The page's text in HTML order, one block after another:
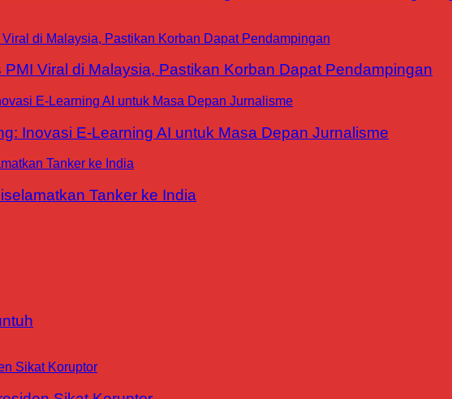
Viral di Malaysia, Pastikan Korban Dapat Pendampingan
Inovasi E-Learning AI untuk Masa Depan Jurnalisme
Tanker ke India